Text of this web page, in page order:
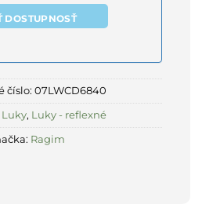
DOSTUPNOSŤ
číslo: 07LWCD6840
Luky, Luky - reflexné
Ragim